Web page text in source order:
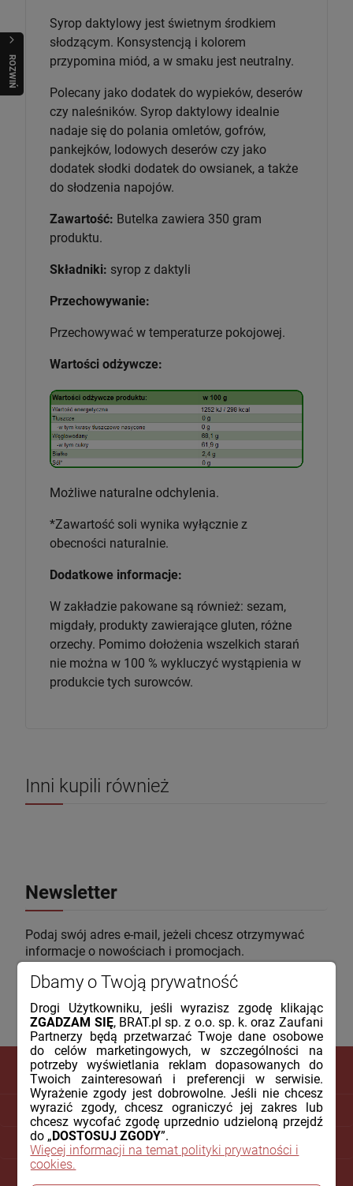
R
O
Z
W
I
Ń
O
B
I
Syrop daktylowy jest świetnym środkiem
słodzącym. Konsystencją i kolorem
przypomina miód, a w smaku jest neutralny.
Polecany jako dodatek do wypieków, deserów
czy naleśników. Syrop daktylowy idealnie
nadaje się do polania omletów, gofrów,
pankejków, lodowych deserów czy jako
dodatek słodki dodatek do owsianek, a także
do słodzenia napojów.
Zawartość: Butelka zawiera 350 gram
produktu.
Składniki: syrop z daktyli
Przechowywanie:
Przechowywać w temperaturze pokojowej.
Wartości odżywcze:
Możliwe naturalne odchylenia.
*Zawartość soli wynika wyłącznie z
obecności naturalnie.
Dodatkowe informacje:
W zakładzie pakowane są również: sezam,
migdały, produkty zawierające gluten, różne
orzechy. Pomimo dołożenia wszelkich starań
nie można w 100 % wykluczyć wystąpienia w
produkcie tych surowców.
Inni kupili również
Newsletter
Podaj swój adres e-mail, jeżeli chcesz otrzymywać
informacje o nowościach i promocjach.
DLA KLIENTA
PŁATNOŚCI I DOSTAWA
Dbamy o Twoją prywatność
Drogi Użytkowniku, jeśli wyrazisz zgodę klikając
ZGADZAM SIĘ, BRAT.pl sp. z o.o. sp. k. oraz Zaufani
Partnerzy będą przetwarzać Twoje dane osobowe
do celów marketingowych, w szczególności na
potrzeby wyświetlania reklam dopasowanych do
Twoich zainteresowań i preferencji w serwisie.
Wyrażenie zgody jest dobrowolne. Jeśli nie chcesz
wyrazić zgody, chcesz ograniczyć jej zakres lub
chcesz wycofać zgodę uprzednio udzieloną przejdź
do „ DOSTOSUJ ZGODY”.
Więcej informacji na temat polityki prywatności i
cookies.